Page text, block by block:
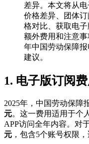
差异。本文将从
价格差异、团体
格对比、获取电
额外费用和注意
年中国劳动保障
建议。
1. 电子版订阅费
2025年，中国劳动保障
元。这一费用适用于个
APP访问全年内容。对
元 ，包含5个账号权限